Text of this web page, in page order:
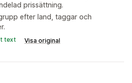
prissättning.
efter land, taggar och
text Visa original